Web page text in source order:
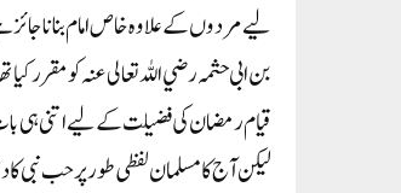
لیے مردوں کے علاوہ خاص امام بنانا
بن ابی حثمہ رضي اللہ تعالی عنہ کو مقرر کیا
قیام رمضان کی فضیلت کے لیے اتنی ہی
لیکن آج کامسلمان لفظی طورپر حب نبی کا